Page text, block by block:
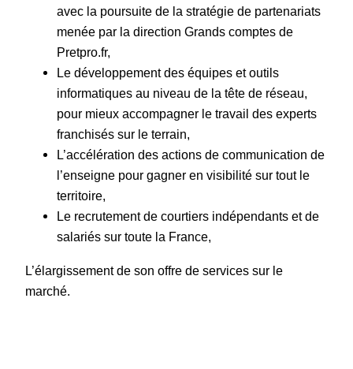
avec la poursuite de la stratégie de partenariats
menée par la direction Grands comptes de
Pretpro.fr,
Le développement des équipes et outils
informatiques au niveau de la tête de réseau,
pour mieux accompagner le travail des experts
franchisés sur le terrain,
L’accélération des actions de communication de
l’enseigne pour gagner en visibilité sur tout le
territoire,
Le recrutement de courtiers indépendants et de
salariés sur toute la France,
L’élargissement de son offre de services sur le
marché.